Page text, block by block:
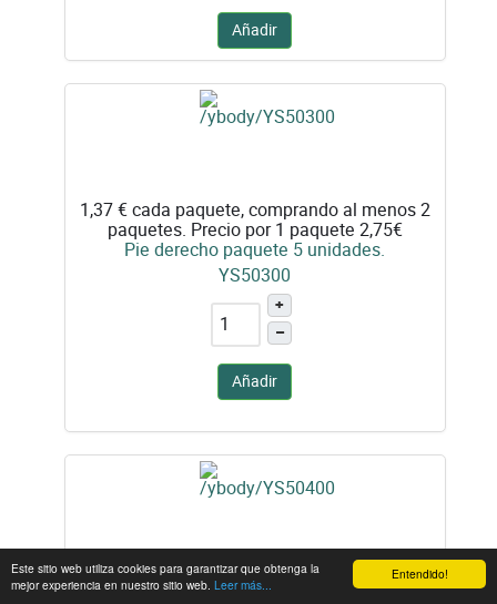
Entendido!
Este sitio web utiliza cookies para garantizar que obtenga la
mejor experiencia en nuestro sitio web. Leer más...
Añadir
1,37 €cada paquete, comprando al menos 2
paquetes. Precio por 1 paquete 2,75€
Pie derecho paquete 5 unidades.
YS50300
+
–
Añadir
1,37 €cada paquete, comprando al menos 2